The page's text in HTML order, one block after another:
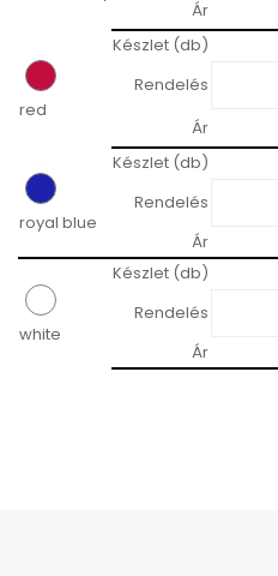
Ár
red
Készlet (db)
Rendelés
Ár
royal blue
Készlet (db)
Rendelés
Ár
white
Készlet (db)
Rendelés
Ár